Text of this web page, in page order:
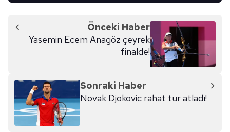
Önceki Haber
Yasemin Ecem Anagöz çeyrek
finalde!
Sonraki Haber
Novak Djokovic rahat tur atladı!